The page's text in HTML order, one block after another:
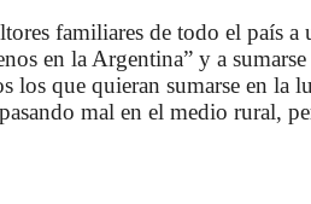
familiares de todo el país a
en la Argentina” y a
los que quieran sumarse en la
mal en el medio rural,